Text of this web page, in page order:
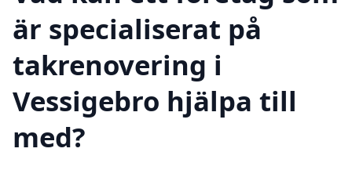
är specialiserat på
takrenovering i
Vessigebro hjälpa till
med?